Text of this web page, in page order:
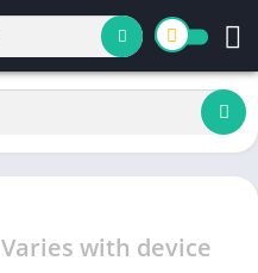
Varies with device